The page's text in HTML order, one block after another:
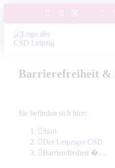
Barrierefreiheit &
Sie befinden sich hier:
Start
Der Leipziger CSD
Barrierefreiheit �…